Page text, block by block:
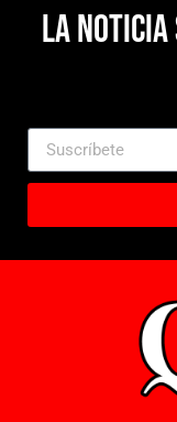
La noticia